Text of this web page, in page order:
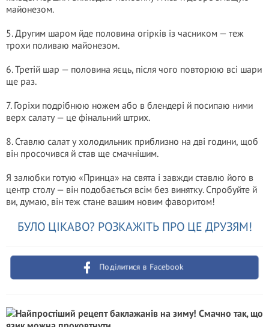
майонезом.
5. Другим шаром йде половина огірків із часником — теж
трохи поливаю майонезом.
6. Третій шар — половина яєць, після чого повторюю всі шари
ще раз.
7. Горіхи подрібнюю ножем або в блендері й посипаю ними
верх салату — це фінальний штрих.
8. Ставлю салат у холодильник приблизно на дві години, щоб
він просочився й став ще смачнішим.
Я залюбки готую «Принца» на свята і завжди ставлю його в
центр столу — він подобається всім без винятку. Спробуйте й
ви, думаю, він теж стане вашим новим фаворитом!
БУЛО ЦІКАВО? РОЗКАЖІТЬ ПРО ЦЕ ДРУЗЯМ!
Поділитися в Facebook